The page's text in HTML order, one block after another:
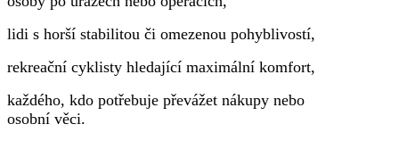
lidi s horší stabilitou či omezenou pohyblivostí,
rekreační cyklisty hledající maximální komfort,
každého, kdo potřebuje převážet nákupy nebo
osobní věci.